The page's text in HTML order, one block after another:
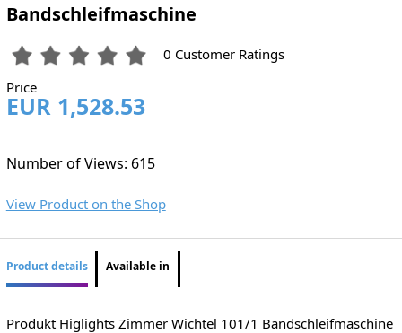
Bandschleifmaschine
0 Customer Ratings
Price
EUR 1,528.53
Number of Views: 615
View Product on the Shop
Product details Available in
Produkt Higlights Zimmer Wichtel 101/1 Bandschleifmaschine